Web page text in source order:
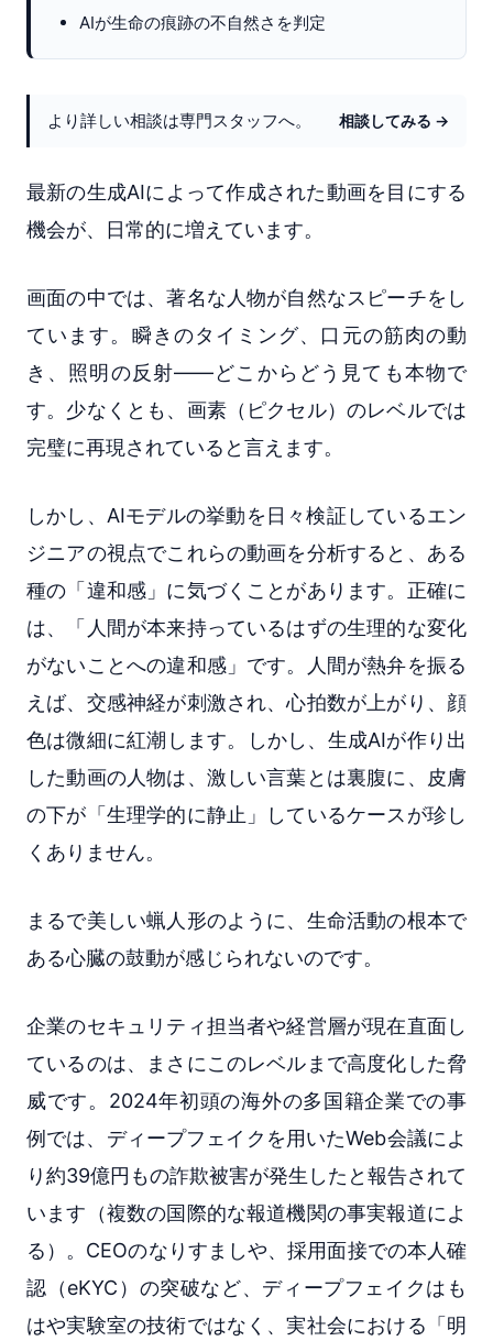
AIが生命の痕跡の不自然さを判定
より詳しい相談は専門スタッフへ。 相談してみる →
最新の生成AIによって作成された動画を目にする
機会が、日常的に増えています。
画面の中では、著名な人物が自然なスピーチをし
ています。瞬きのタイミング、口元の筋肉の動
き、照明の反射――どこからどう見ても本物で
す。少なくとも、画素（ピクセル）のレベルでは
完璧に再現されていると言えます。
しかし、AIモデルの挙動を日々検証しているエン
ジニアの視点でこれらの動画を分析すると、ある
種の「違和感」に気づくことがあります。正確に
は、「人間が本来持っているはずの生理的な変化
がないことへの違和感」です。人間が熱弁を振る
えば、交感神経が刺激され、心拍数が上がり、顔
色は微細に紅潮します。しかし、生成AIが作り出
した動画の人物は、激しい言葉とは裏腹に、皮膚
の下が「生理学的に静止」しているケースが珍し
くありません。
まるで美しい蝋人形のように、生命活動の根本で
ある心臓の鼓動が感じられないのです。
企業のセキュリティ担当者や経営層が現在直面し
ているのは、まさにこのレベルまで高度化した脅
威です。2024年初頭の海外の多国籍企業での事
例では、ディープフェイクを用いたWeb会議によ
り約39億円もの詐欺被害が発生したと報告されて
います（複数の国際的な報道機関の事実報道によ
る）。CEOのなりすましや、採用面接での本人確
認（eKYC）の突破など、ディープフェイクはも
はや実験室の技術ではなく、実社会における「明